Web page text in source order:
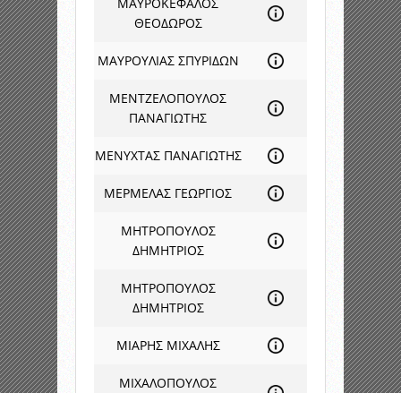
ΘΕΟΔΩΡΟΣ
ΜΑΥΡΟΥΛΙΑΣ ΣΠΥΡΙΔΩΝ
ΜΕΝΤΖΕΛΟΠΟΥΛΟΣ
ΠΑΝΑΓΙΩΤΗΣ
ΜΕΝΥΧΤΑΣ ΠΑΝΑΓΙΩΤΗΣ
ΜΕΡΜΕΛΑΣ ΓΕΩΡΓΙΟΣ
ΜΗΤΡΟΠΟΥΛΟΣ
ΔΗΜΗΤΡΙΟΣ
ΜΗΤΡΟΠΟΥΛΟΣ
ΔΗΜΗΤΡΙΟΣ
ΜΙΑΡΗΣ ΜΙΧΑΛΗΣ
ΜΙΧΑΛΟΠΟΥΛΟΣ